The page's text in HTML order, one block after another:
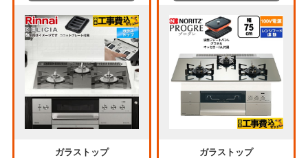
ガラストップ ガラストップ